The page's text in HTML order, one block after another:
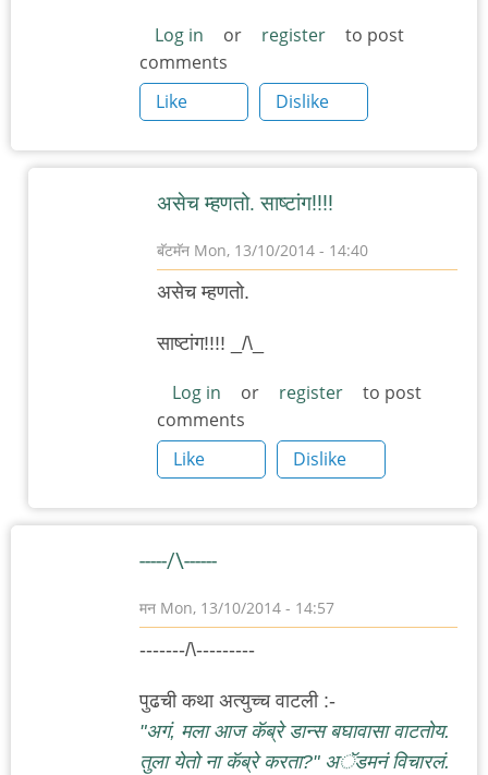
Log in or register
to post
comments
Like
Dislike
असेच म्हणतो. साष्टांग!!!!
बॅटमॅन Mon, 13/10/2014 - 14:40
In
to
by
रमताराम
असेच म्हणतो.
साष्टांग!!!! _/\_
Log in or register
to post
comments
Like
Dislike
-----/\------
मन Mon, 13/10/2014 - 14:57
-------/\---------
पुढची कथा अत्युच्च वाटली :-
"अगं, मला आज कॅब्रे डान्स बघावासा वाटतोय.
तुला येतो ना कॅब्रे करता?" अॅडमनं विचारलं.